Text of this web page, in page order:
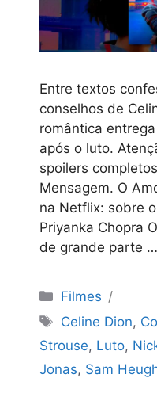
Entre textos
conselhos de
romântica
após o luto.
spoilers
Mensagem. O
na Netflix: sobre
Priyanka Chopra
de grande parte …
Categorias
Filmes
Tags
Celine Dion,
Strouse, Luto,
Jonas, Sam